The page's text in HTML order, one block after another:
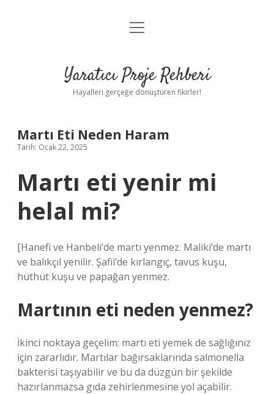
Anasayfa
Yasal Uyarı
menüyü
Yaratıcı Proje Rehberi
Hayalleri gerçeğe dönüştüren fikirler!
Martı Eti Neden Haram
Tarih: Ocak 22, 2025
Martı eti yenir mi
helal mi?
[Hanefi ve Hanbeli’de martı yenmez. Maliki’de martı
ve balıkçıl yenilir. Şafii’de kırlangıç, tavus kuşu,
hüthüt kuşu ve papağan yenmez.
Martının eti neden yenmez?
İkinci noktaya geçelim: martı eti yemek de sağlığınız
için zararlıdır. Martılar bağırsaklarında salmonella
bakterisi taşıyabilir ve bu da düzgün bir şekilde
hazırlanmazsa gıda zehirlenmesine yol açabilir.